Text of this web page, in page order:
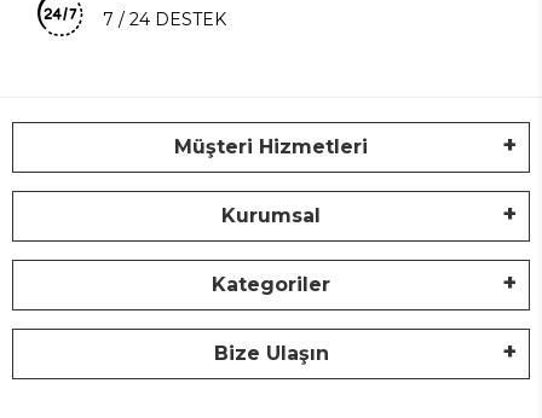
7 / 24 DESTEK
Müşteri Hizmetleri
Kurumsal
Kategoriler
Bize Ulaşın